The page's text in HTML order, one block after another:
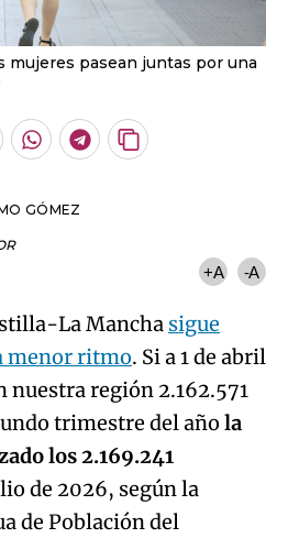
mujeres pasean juntas por una
Whatsapp
Telegram
Copiar
GÓMEZ
+A -A
La Mancha sigue
menor ritmo. Si a 1 de abril
nuestra región 2.162.571
trimestre del año la
los 2.169.241
de 2026, según la
de Población del